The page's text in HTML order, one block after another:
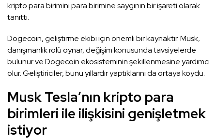
kripto para birimini para birimine saygının bir işareti olarak
tanıttı.
Dogecoin, geliştirme ekibi için önemli bir kaynaktır. Musk,
danışmanlık rolü oynar, değişim konusunda tavsiyelerde
bulunur ve Dogecoin ekosisteminin şekillenmesine yardımcı
olur. Geliştiriciler, bunu yıllardır yaptıklarını da ortaya koydu.
Musk Tesla’nın kripto para
birimleri ile ilişkisini genişletmek
istiyor